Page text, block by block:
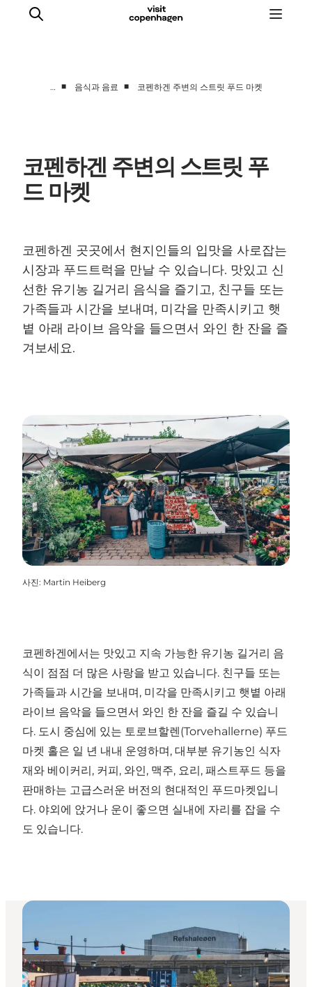
… ■ 음식과 음료 ■ 코펜하겐 주변의 스트릿 푸드 마켓
코펜하겐 주변의 스트릿 푸
드 마켓
코펜하겐 곳곳에서 현지인들의 입맛을 사로잡는
시장과 푸드트럭을 만날 수 있습니다. 맛있고 신
선한 유기농 길거리 음식을 즐기고, 친구들 또는
가족들과 시간을 보내며, 미각을 만족시키고 햇
볕 아래 라이브 음악을 들으면서 와인 한 잔을 즐
겨보세요.
사진: Martin Heiberg
코펜하겐에서는 맛있고 지속 가능한 유기농 길거리 음
식이 점점 더 많은 사랑을 받고 있습니다. 친구들 또는
가족들과 시간을 보내며, 미각을 만족시키고 햇볕 아래
라이브 음악을 들으면서 와인 한 잔을 즐길 수 있습니
다. 도시 중심에 있는 토로브할렌(Torvehallerne) 푸드
마켓 홀은 일 년 내내 운영하며, 대부분 유기농인 식자
재와 베이커리, 커피, 와인, 맥주, 요리, 패스트푸드 등을
판매하는 고급스러운 버전의 현대적인 푸드마켓입니
다. 야외에 앉거나 운이 좋으면 실내에 자리를 잡을 수
도 있습니다.